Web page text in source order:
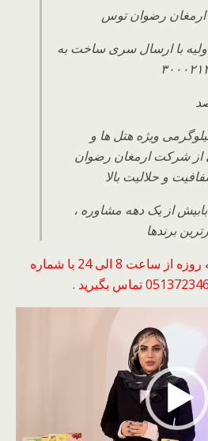
ارمغان رضوان توس
با ارسال سری ساخت به
ژله آلوئه ورا ۵ کیلوگرمی ویژه هتل ها و
از شرکت ارمغان رضوان
و حلالیت بالا
از یک دهه مشاوره ،
برندها
جهت پشتیبانی و خرید همه روزه از ساعت 8 الی 24 با شماره